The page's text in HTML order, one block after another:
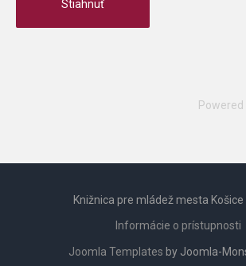
Powered
Knižnica pre mládež mesta
Informácie o prístupnosti
Joomla Templates by Joomla-